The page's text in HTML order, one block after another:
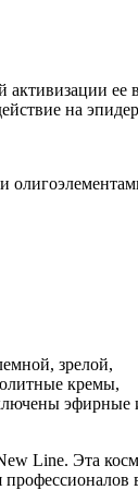
ее
на
зрелой,
кремы,
эфирные
Line. Эта